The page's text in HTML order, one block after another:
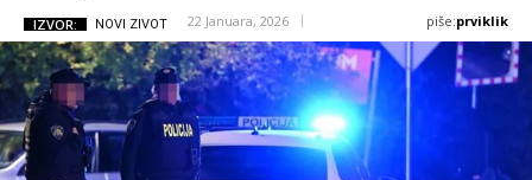
IZVOR: NOVI ZIVOT 22 Januara, 2026 piše:prviklik